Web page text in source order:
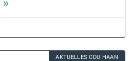
AKTUELLES CDU HAAN